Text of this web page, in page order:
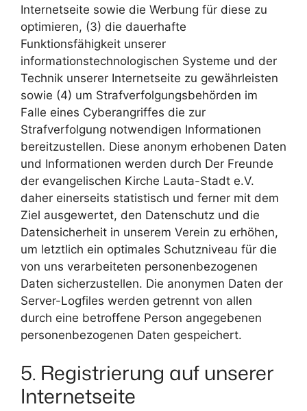
Internetseite sowie die Werbung für diese zu
optimieren, (3) die dauerhafte
Funktionsfähigkeit unserer
informationstechnologischen Systeme und der
Technik unserer Internetseite zu gewährleisten
sowie (4) um Strafverfolgungsbehörden im
Falle eines Cyberangriffes die zur
Strafverfolgung notwendigen Informationen
bereitzustellen. Diese anonym erhobenen Daten
und Informationen werden durch Der Freunde
der evangelischen Kirche Lauta-Stadt e.V.
daher einerseits statistisch und ferner mit dem
Ziel ausgewertet, den Datenschutz und die
Datensicherheit in unserem Verein zu erhöhen,
um letztlich ein optimales Schutzniveau für die
von uns verarbeiteten personenbezogenen
Daten sicherzustellen. Die anonymen Daten der
Server-Logfiles werden getrennt von allen
durch eine betroffene Person angegebenen
personenbezogenen Daten gespeichert.
5. Registrierung auf unserer
Internetseite